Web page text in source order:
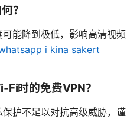
？
能降到极低，影响高清视频
i kina sakert
时的免费VPN？
护不足以对抗高级威胁，谨